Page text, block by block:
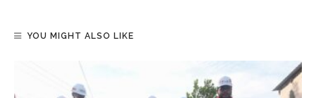
YOU MIGHT ALSO LIKE